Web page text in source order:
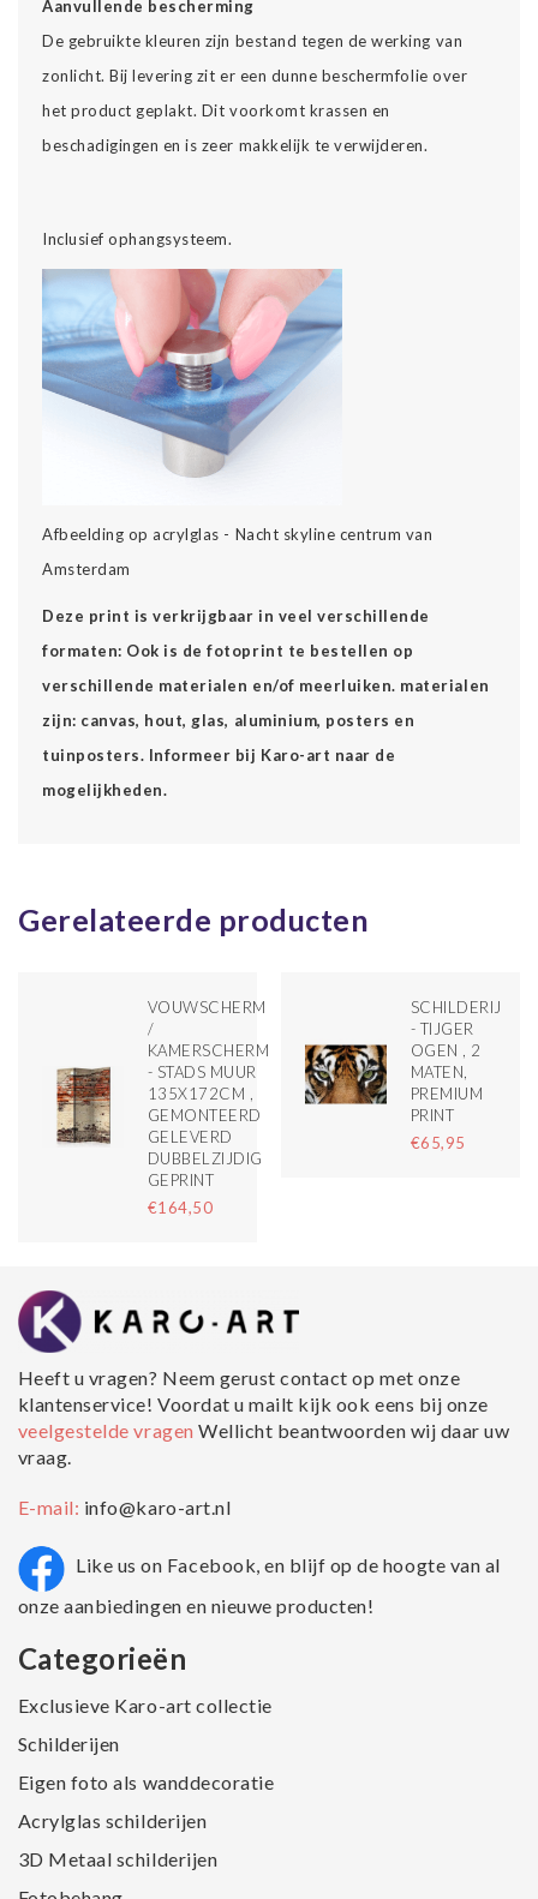
Aanvullende bescherming
De gebruikte kleuren zijn bestand tegen de werking van
zonlicht. Bij levering zit er een dunne beschermfolie over
het product geplakt. Dit voorkomt krassen en
beschadigingen en is zeer makkelijk te verwijderen.
Inclusief ophangsysteem.
Afbeelding op acrylglas - Nacht skyline centrum van
Amsterdam
Deze print is verkrijgbaar in veel verschillende
formaten: Ook is de fotoprint te bestellen op
verschillende materialen en/of meerluiken. materialen
zijn: canvas, hout, glas, aluminium, posters en
tuinposters. Informeer bij Karo-art naar de
mogelijkheden.
Gerelateerde producten
VOUWSCHERM
/
KAMERSCHERM
- STADS MUUR
135X172CM ,
GEMONTEERD
GELEVERD
DUBBELZIJDIG
GEPRINT
€164,50
SCHILDERIJ
- TIJGER
OGEN , 2
MATEN,
PREMIUM
PRINT
€65,95
Heeft u vragen? Neem gerust contact op met onze
klantenservice! Voordat u mailt kijk ook eens bij onze
veelgestelde vragenWellicht beantwoorden wij daar uw
vraag.
E-mail: info@karo-art.nl
Like us on Facebook, en blijf op de hoogte van al
onze aanbiedingen en nieuwe producten!
Categorieën
Exclusieve Karo-art collectie
Schilderijen
Eigen foto als wanddecoratie
Acrylglas schilderijen
3D Metaal schilderijen